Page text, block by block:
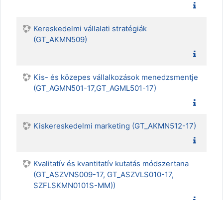
Kereskedelmi vállalati stratégiák
(GT_AKMN509)
Kis- és közepes vállalkozások menedzsmentje
(GT_AGMN501-17,GT_AGML501-17)
Kiskereskedelmi marketing (GT_AKMN512-17)
Kvalitatív és kvantitatív kutatás módszertana
(GT_ASZVNS009-17, GT_ASZVLS010-17,
SZFLSKMN0101S-MM))